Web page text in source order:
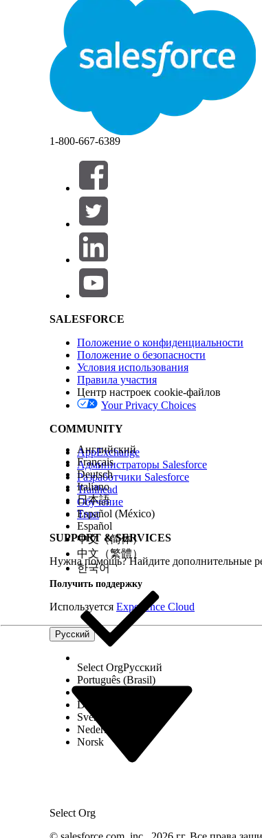
AWS RAM requires the MuleSoft-managed
the Transit Gateway attachment request cannot
Номер статьи базы знаний
Оставьте свой отзыв, чтобы мы могли стать лучше!
1-800-667-6389
SALESFORCE
Положение о конфиденциальности
Положение о безопасности
Условия использования
Правила участия
Центр настроек cookie-файлов
Your Privacy Choices
COMMUNITY
AppExchange
Администраторы Salesforce
Разработчики Salesforce
Trailhead
Обучение
Trust
SUPPORT & SERVICES
Нужна помощь? Найдите дополнительные
Получить поддержку
Используется Experience Cloud
Русский
Select Org
Английский
Français
Deutsch
Italiano
日本語
Español (México)
Español
中文（简体）
中文（繁體）
한국어
Select OrgРусский
Português (Brasil)
Dansk
Svenska
Nederlands
Norsk
Salesforce Help | Article